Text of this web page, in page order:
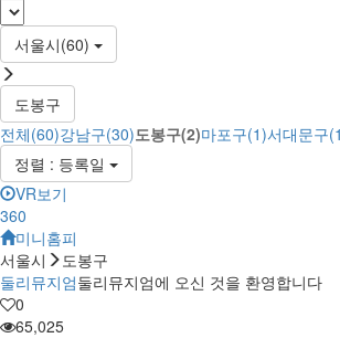
서울시(60)
도봉구
전체(60)강남구(30)도봉구(2)마포구(1)서대문구
정렬 : 등록일
VR보기
360
미니홈피
서울시
도봉구
둘리뮤지엄둘리뮤지엄에 오신 것을 환영합니다
0
65,025